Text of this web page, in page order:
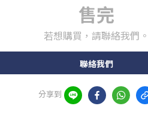
售完
若想購買，請聯絡我們。
聯絡我們
分享到